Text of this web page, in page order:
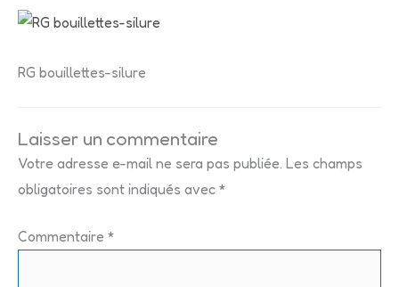
RG bouillettes-silure
Laisser un commentaire
Votre adresse e-mail ne sera pas publiée. Les champs
obligatoires sont indiqués avec *
Commentaire *